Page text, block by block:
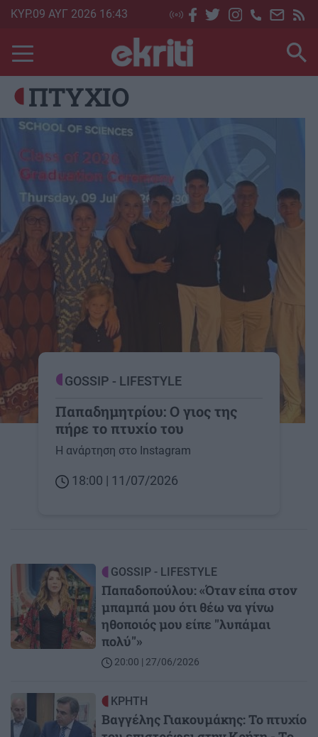
Skip
main
content
ΚΥΡ.09 ΑΥΓ 2026 16:43
ΠΤΥΧΙΟ
Image
GOSSIP - LIFESTYLE
Παπαδημητρίου: Ο γιος της
πήρε το πτυχίο του
Η ανάρτηση στο Instagram
18:00 | 11/07/2026
GOSSIP - LIFESTYLE
Παπαδοπούλου: «Όταν είπα στον
μπαμπά μου ότι θέω να γίνω
ηθοποιός μου είπε "λυπάμαι
πολύ"»
20:00 | 27/06/2026
ΚΡΗΤΗ
Βαγγέλης Γιακουμάκης: Το πτυχίο